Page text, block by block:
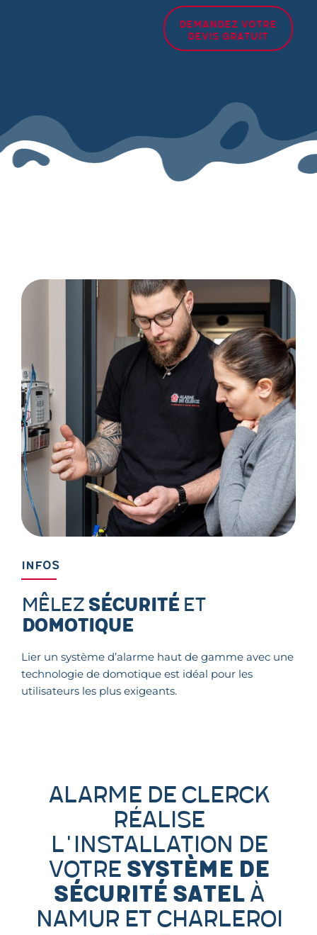
Demandez votre
devis gratuit
INFOS
Mêlez sécurité et
domotique
Lier un système d’alarme haut de gamme avec une
technologie de domotique est idéal pour les
utilisateurs les plus exigeants.
Alarme De Clerck
réalise
l'installation de
votre système de
sécurité Satelà
Namur et Charleroi